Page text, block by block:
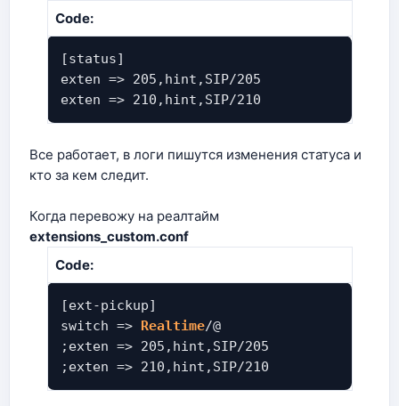
Code:
[status]
exten => 205,hint,SIP/205
exten => 210,hint,SIP/210
Все работает, в логи пишутся изменения статуса и
кто за кем следит.
Когда перевожу на реалтайм
extensions_custom.conf
Code:
[ext-pickup]
switch => Realtime/@
;exten => 205,hint,SIP/205
;exten => 210,hint,SIP/210